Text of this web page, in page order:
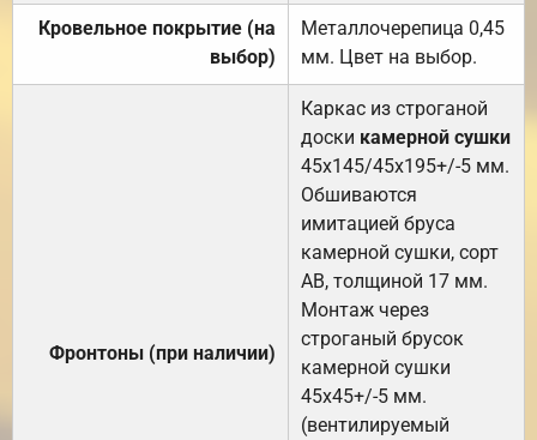
Кровельное покрытие (на
выбор)
Металлочерепица 0,45
мм. Цвет на выбор.
Фронтоны (при наличии)
Каркас из строганой
доски камерной сушки
45х145/45х195+/-5 мм.
Обшиваются
имитацией бруса
камерной сушки, сорт
АВ, толщиной 17 мм.
Монтаж через
строганый брусок
камерной сушки
45х45+/-5 мм.
(вентилируемый